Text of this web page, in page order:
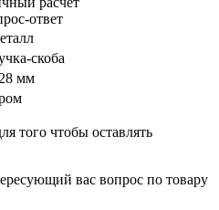
ответ
скоба
мм
того чтобы оставлять
вас вопрос по товару